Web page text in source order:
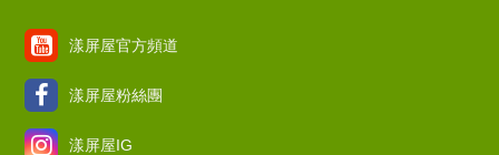
漾屏屋官方頻道
漾屏屋粉絲團
漾屏屋IG